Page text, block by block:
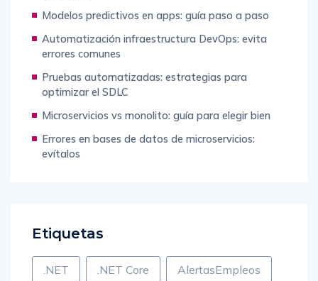
Modelos predictivos en apps: guía paso a paso
Automatización infraestructura DevOps: evita
errores comunes
Pruebas automatizadas: estrategias para
optimizar el SDLC
Microservicios vs monolito: guía para elegir bien
Errores en bases de datos de microservicios:
evítalos
Etiquetas
.NET .NET Core AlertasEmpleos